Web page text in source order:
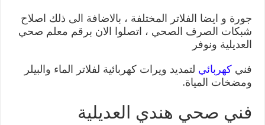
جورة و ايضا الفلاتر المختلفة ، بالاضافة الى ذلك اصلاح
شبكات الصرف الصحي ، اتصلوا الان برقم معلم صحي
العديلية ونوفر
فنيكهربائي لتمديد ويرات كهربائية لفلاتر الماء والبيلر
ومضخات المياة.
فني صحي هندي العديلية